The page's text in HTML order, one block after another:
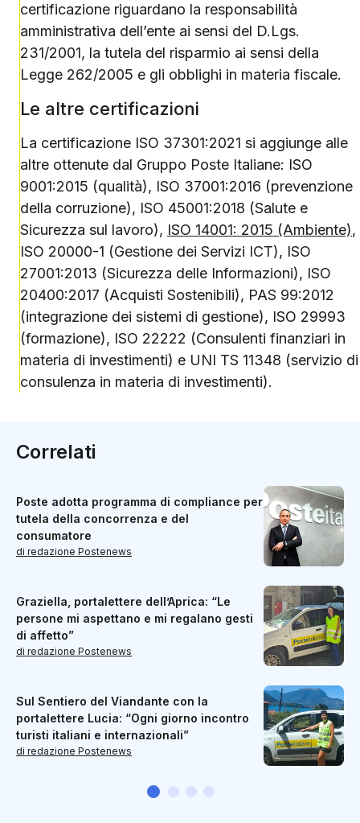
certificazione riguardano la responsabilità
amministrativa dell’ente ai sensi del D.Lgs.
231/2001, la tutela del risparmio ai sensi della
Legge 262/2005 e gli obblighi in materia fiscale.
Le altre certificazioni
La certificazione ISO 37301:2021 si aggiunge alle
altre ottenute dal Gruppo Poste Italiane: ISO
9001:2015 (qualità), ISO 37001:2016 (prevenzione
della corruzione), ISO 45001:2018 (Salute e
Sicurezza sul lavoro), ISO 14001: 2015 (Ambiente),
ISO 20000-1 (Gestione dei Servizi ICT), ISO
27001:2013 (Sicurezza delle Informazioni), ISO
20400:2017 (Acquisti Sostenibili), PAS 99:2012
(integrazione dei sistemi di gestione), ISO 29993
(formazione), ISO 22222 (Consulenti finanziari in
materia di investimenti) e UNI TS 11348 (servizio di
consulenza in materia di investimenti).
Correlati
Poste adotta programma di compliance per
tutela della concorrenza e del
consumatore
di redazione Postenews
Graziella, portalettere dell’Aprica: “Le
persone mi aspettano e mi regalano gesti
di affetto”
di redazione Postenews
Sul Sentiero del Viandante con la
portalettere Lucia: “Ogni giorno incontro
turisti italiani e internazionali”
di redazione Postenews